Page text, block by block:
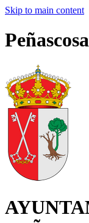
Skip to main content
Peñascosa